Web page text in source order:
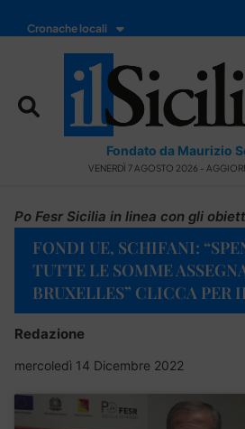
Cronache locali
Fondato da Maurizio
VENERDÌ 7 AGOSTO 2026 -
Po Fesr Sicilia in linea con gli
FONDI UE, SCHIFANI:
TUTTE LE SOMME
BRUXELLES” CLICCA PER
Redazione
mercoledì 14 Dicembre 2022